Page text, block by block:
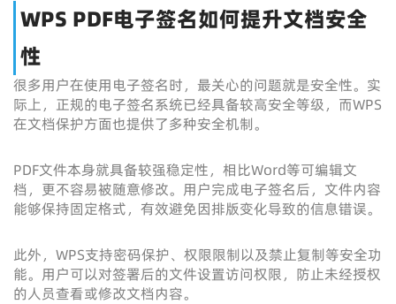
WPS PDF电子签名如何提升文档安全
性
很多用户在使用电子签名时，最关心的问题就是安全性。实
际上，正规的电子签名系统已经具备较高安全等级，而WPS
在文档保护方面也提供了多种安全机制。
PDF文件本身就具备较强稳定性，相比Word等可编辑文
档，更不容易被随意修改。用户完成电子签名后，文件内容
能够保持固定格式，有效避免因排版变化导致的信息错误。
此外，WPS支持密码保护、权限限制以及禁止复制等安全功
能。用户可以对签署后的文件设置访问权限，防止未经授权
的人员查看或修改文档内容。